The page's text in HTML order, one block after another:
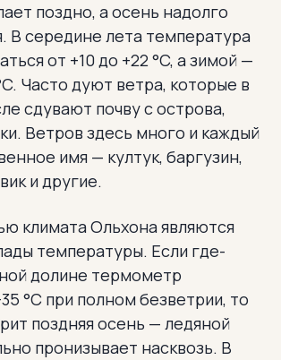
поздно, а осень надолго
В середине лета температура
от +10 до +22 °C, а зимой —
Часто дуют ветра, которые в
сдувают почву с острова,
Ветров здесь много и каждый
имя — култук, баргузин,
и другие.
климата Ольхона являются
температуры. Если где-
долине термометр
°C при полном безветрии, то
поздняя осень — ледяной
пронизывает насквозь. В